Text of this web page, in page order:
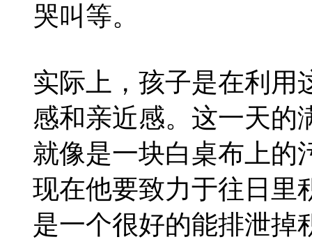
哭叫等。
实际上，孩子是在利用
感和亲近感。这一天的
就像是一块白桌布上的
现在他要致力于往日里
是一个很好的能排泄掉